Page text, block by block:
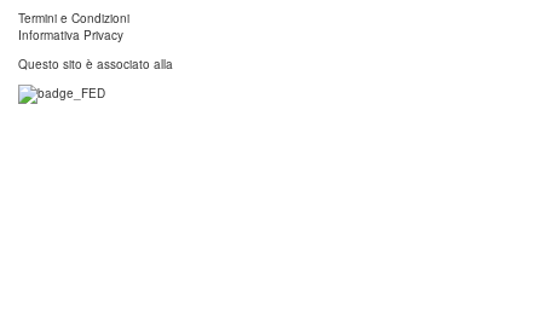
Termini e Condizioni
Informativa Privacy
Questo sito è associato alla